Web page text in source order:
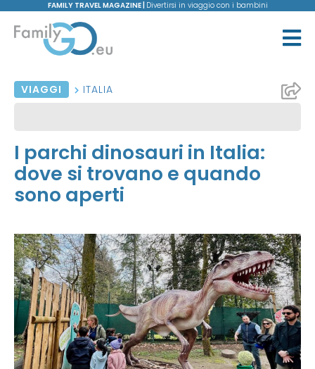
FAMILY TRAVEL MAGAZINE | Divertirsi in viaggio con i bambini
VIAGGI ITALIA
I parchi dinosauri in Italia:
dove si trovano e quando
sono aperti